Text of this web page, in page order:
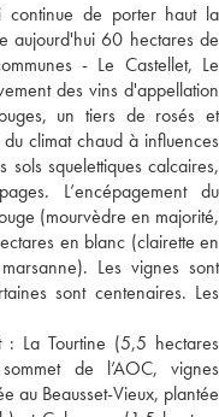
continue de porter haut la
aujourd'hui 60 hectares de
- Le Castellet, Le
des vins d'appellation
un tiers de rosés et
climat chaud à influences
sols squelettiques calcaires,
L’encépagement du
(mourvèdre en majorité,
en blanc (clairette en
Les vignes sont
sont centenaires. Les
: La Tourtine (5,5 hectares
de l’AOC, vignes
au Beausset-Vieux, plantée